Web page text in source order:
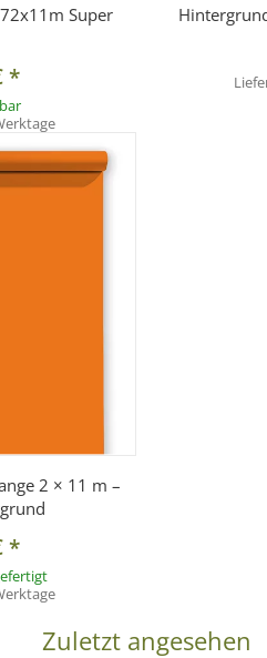
Super
*
2 × 11 m –
*
Zuletzt angesehen